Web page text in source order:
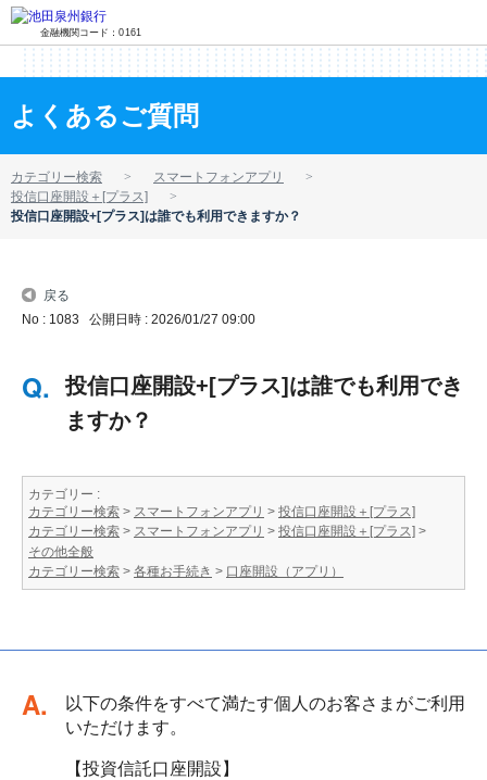
金融機関コード：0161
よくあるご質問
カテゴリー検索
スマートフォンアプリ
投信口座開設＋[プラス]
投信口座開設+[プラス]は誰でも利用できますか？
戻る
No : 1083 公開日時 : 2026/01/27 09:00
投信口座開設+[プラス]は誰でも利用でき
ますか？
カテゴリー :
カテゴリー検索 > スマートフォンアプリ > 投信口座開設＋[プラス]
カテゴリー検索 > スマートフォンアプリ > 投信口座開設＋[プラス] >
その他全般
カテゴリー検索 > 各種お手続き > 口座開設（アプリ）
回答
以下の条件をすべて満たす個人のお客さまがご利用
いただけます。
【投資信託口座開設】